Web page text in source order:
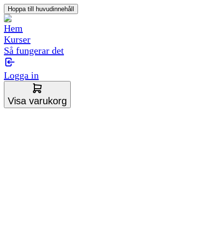
Hoppa till huvudinnehåll
Hem
Kurser
Så fungerar det
Logga in
Visa varukorg